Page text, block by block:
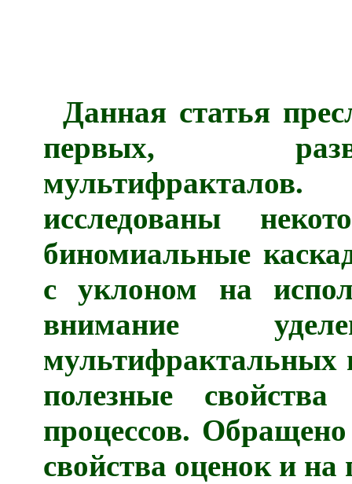
Данная статья
первых,
исследованы
биномиальные
с уклоном на
внимание
мультифрактальных
полезные
процессов.
свойства оценок и